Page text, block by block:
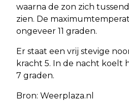
waarna de zon zich
zien. De
ongeveer 11 graden.
Er staat een vrij stevige
kracht 5. In de nacht koelt
7 graden.
Bron: Weerplaza.nl